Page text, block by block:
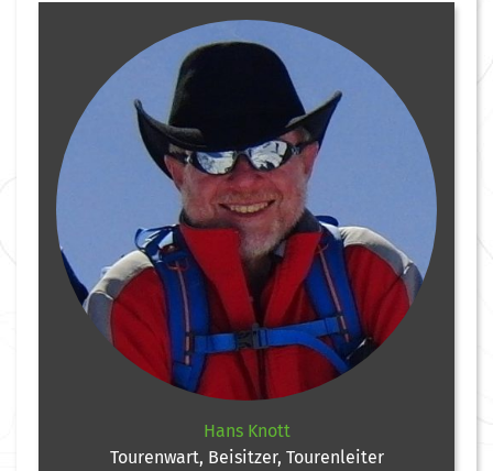
Hans Knott
Tourenwart, Beisitzer, Tourenleiter